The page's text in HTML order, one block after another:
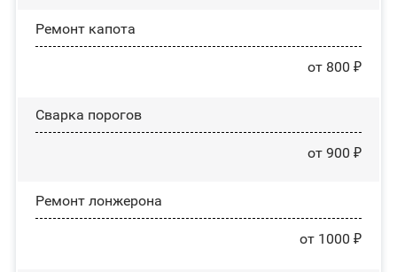
Ремонт капота
от 800 ₽
Сварка порогов
от 900 ₽
Ремонт лонжерона
от 1000 ₽